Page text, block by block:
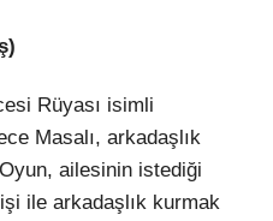
Rüyası isimli
Masalı, arkadaşlık
ailesinin istediği
ile arkadaşlık kurmak